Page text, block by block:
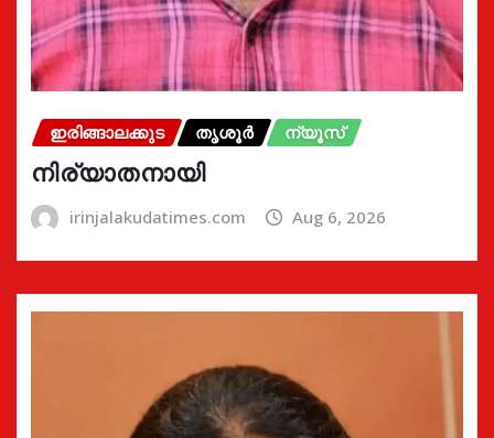
ഇരിങ്ങാലക്കുട തൃശൂർ ന്യൂസ്
നിര്യാതനായി
irinjalakudatimes.com Aug 6, 2026